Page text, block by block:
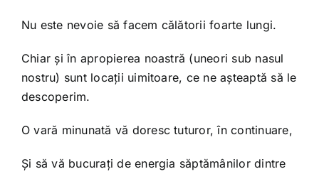
Nu este nevoie să facem călătorii foarte lungi.
Chiar și în apropierea noastră (uneori sub nasul
nostru) sunt locații uimitoare, ce ne așteaptă să le
descoperim.
O vară minunată vă doresc tuturor, în continuare,
Și să vă bucurați de energia săptămânilor dintre